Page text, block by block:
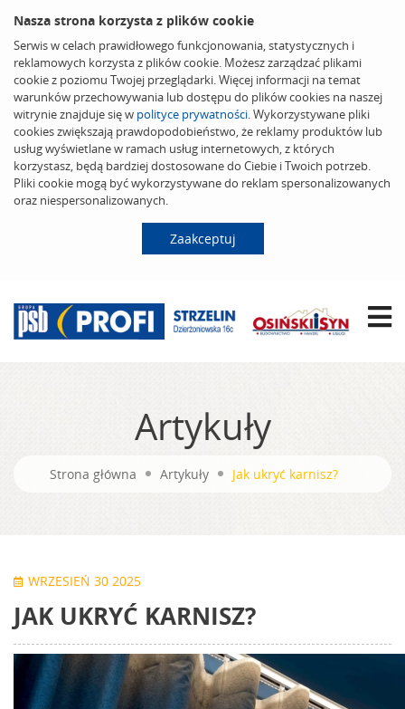
Nasza strona korzysta z plików cookie
Serwis w celach prawidłowego funkcjonowania, statystycznych i
reklamowych korzysta z plików cookie. Możesz zarządzać plikami
cookie z poziomu Twojej przeglądarki. Więcej informacji na temat
warunków przechowywania lub dostępu do plików cookies na naszej
witrynie znajduje się w polityce prywatności. Wykorzystywane pliki
cookies zwiększają prawdopodobieństwo, że reklamy produktów lub
usług wyświetlane w ramach usług internetowych, z których
korzystasz, będą bardziej dostosowane do Ciebie i Twoich potrzeb.
Pliki cookie mogą być wykorzystywane do reklam spersonalizowanych
oraz niespersonalizowanych.
Zaakceptuj
Artykuły
Strona główna Artykuły Jak ukryć karnisz?
WRZESIEŃ 30 2025
JAK UKRYĆ KARNISZ?